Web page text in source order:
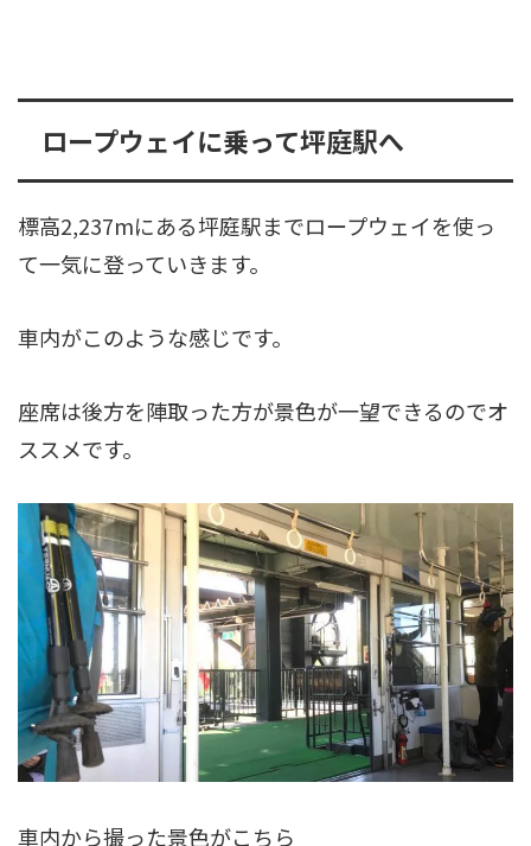
ロープウェイに乗って坪庭駅へ
標高2,237mにある坪庭駅までロープウェイを使っ
て一気に登っていきます。
車内がこのような感じです。
座席は後方を陣取った方が景色が一望できるのでオ
ススメです。
車内から撮った景色がこちら